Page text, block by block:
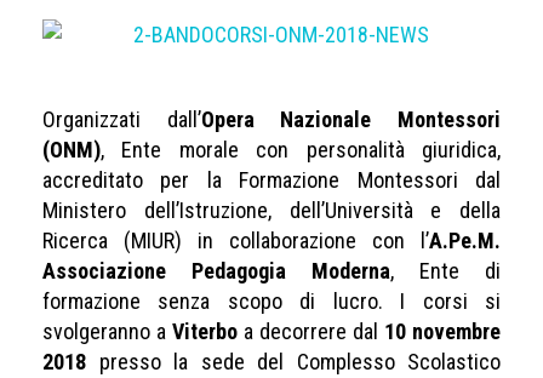
Organizzati dall’Opera Nazionale Montessori
(ONM), Ente morale con personalità giuridica,
accreditato per la Formazione Montessori dal
Ministero dell’Istruzione, dell’Università e della
Ricerca (MIUR) in collaborazione con l’A.Pe.M.
Associazione Pedagogia Moderna, Ente di
formazione senza scopo di lucro. I corsi si
svolgeranno a Viterbo a decorrere dal 10 novembre
2018 presso la sede del Complesso Scolastico